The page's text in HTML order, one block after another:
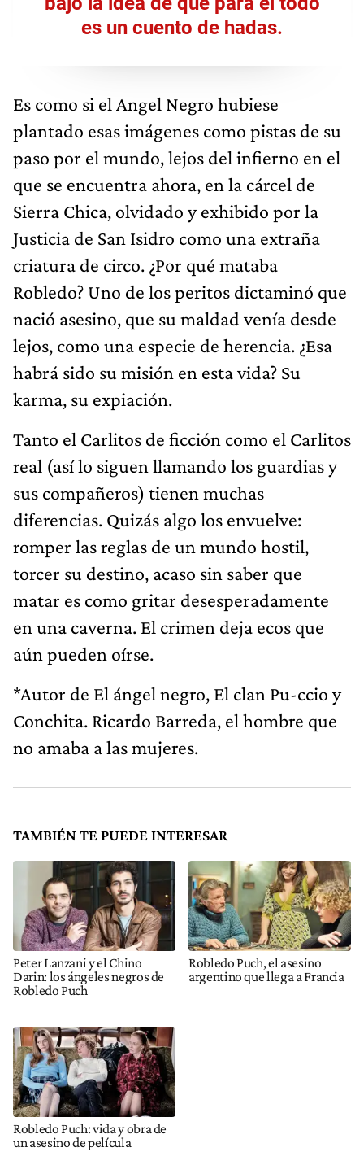
es un cuento de hadas.
Es como si el Angel Negro hubiese
plantado esas imágenes como pistas de su
paso por el mundo, lejos del infierno en el
que se encuentra ahora, en la cárcel de
Sierra Chica, olvidado y exhibido por la
Justicia de San Isidro como una extraña
criatura de circo. ¿Por qué mataba
Robledo? Uno de los peritos dictaminó que
nació asesino, que su maldad venía desde
lejos, como una especie de herencia. ¿Esa
habrá sido su misión en esta vida? Su
karma, su expiación.
Tanto el Carlitos de ficción como el Carlitos
real (así lo siguen llamando los guardias y
sus compañeros) tienen muchas
diferencias. Quizás algo los envuelve:
romper las reglas de un mundo hostil,
torcer su destino, acaso sin saber que
matar es como gritar desesperadamente
en una caverna. El crimen deja ecos que
aún pueden oírse.
*Autor de El ángel negro, El clan Pu-ccio y
Conchita. Ricardo Barreda, el hombre que
no amaba a las mujeres.
TAMBIÉN TE PUEDE INTERESAR
Peter Lanzani y el Chino
Darin: los ángeles negros de
Robledo Puch
Robledo Puch, el asesino
argentino que llega a Francia
Robledo Puch: vida y obra de
un asesino de película